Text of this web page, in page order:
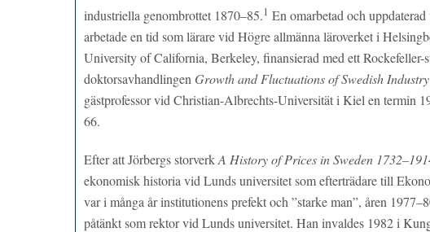
industriella genombrottet 1870–85.1 En omarbetad och
arbetade en tid som lärare vid Högre allmänna läroverket i
University of California, Berkeley, finansierad med ett Rockefeller-
doktorsavhandlingen Growth and Fluctuations of Swedish
gästprofessor vid Christian-Albrechts-Universität i Kiel en termin
66.
Efter att Jörbergs storverkA History of Prices in Sweden
ekonomisk historia vid Lunds universitet som efterträdare till
var i många år institutionens prefekt och ”starke man”, åren
påtänkt som rektor vid Lunds universitet. Han invaldes 1982 i